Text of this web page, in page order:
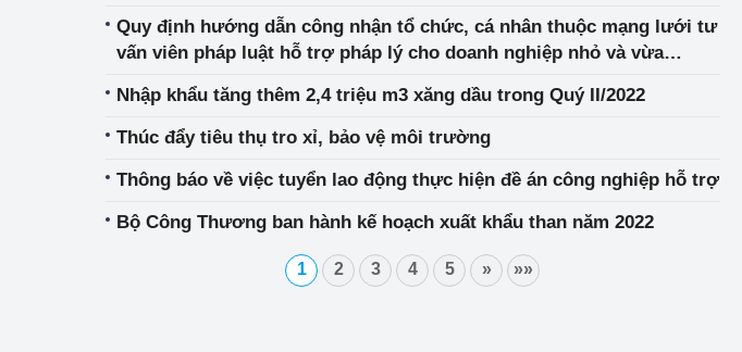
Quy định hướng dẫn công nhận tổ chức, cá nhân thuộc mạng lưới tư
vấn viên pháp luật hỗ trợ pháp lý cho doanh nghiệp nhỏ và vừa
Nhập khẩu tăng thêm 2,4 triệu m3 xăng dầu trong Quý II/2022
Thúc đẩy tiêu thụ tro xỉ, bảo vệ môi trường
Thông báo về việc tuyển lao động thực hiện đề án công nghiệp hỗ trợ
Bộ Công Thương ban hành kế hoạch xuất khẩu than năm 2022
1 2 3 4 5 » »»